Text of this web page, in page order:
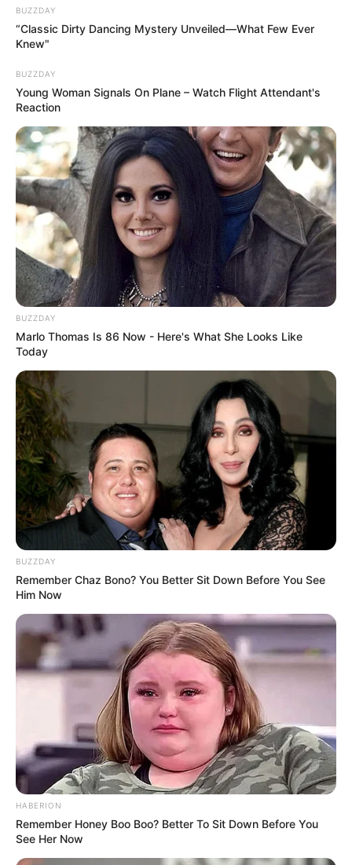
Ausflugsziele, Sehenswürdigkeiten, Freizeitziele
und Museen in und im Umkreis von Lüneburg
Gaststätten und Restaurants in und um Lüneburg
Umkreissuche Tourismus Lüneburg
Museen in und um Lüneburg
Kinderausflugsziele für Lüneburg
Kindergeburtstag feiern
Tagesausflugsziele für Lüneburg
Bademöglichkeiten
Wandern
Kinoprogramm
Angebote für Behinderte
Aussichtstürme
Ausflug mit der Bahn
Fremdenverkehrsamt und Tourist Information Lüneb
urg
Hier kann auch eineVeranstaltung für Lüneburg
werden.
Weitere Informationen über Lüneburg im Internet:
Hotels in Lüneburg
www.lueneburg.de
de.wikipedia.org/
BUZZDAY
“Classic Dirty Dancing Mystery Unveiled—What Few Ever
Knew"
BUZZDAY
Young Woman Signals On Plane – Watch Flight Attendant's
Reaction
BUZZDAY
Marlo Thomas Is 86 Now - Here's What She Looks Like
Today
BUZZDAY
Remember Chaz Bono? You Better Sit Down Before You See
Him Now
HABERION
Remember Honey Boo Boo? Better To Sit Down Before You
See Her Now